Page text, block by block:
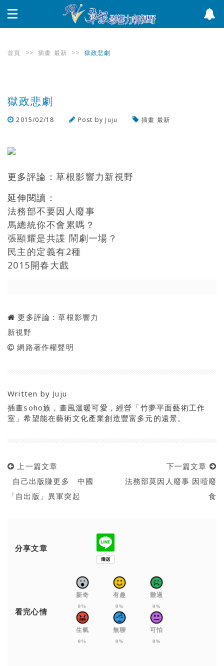
首頁 >> 插畫 最新 >> 獄政悲劇
獄政悲劇
2015/02/18 Post by Juju 插畫 最新
更多評論：草根影響力新視野
延伸閱讀：
法務部不要因人廢事
馬總統你不會累嗎？
張顯耀是共諜 鬧劇一場？
民主的定義有2種
2015開春大戲
更多評論：草根影響力
新視野
網路著作權聲明
Written by Juju
插畫soho族，畫風溫暖可愛，經營「竹夢平面藝術工作
室」希望能在藝術文化產業創造豐富多元的遠景。
上一篇文章
自己出版賺更多 中國
「自出版」異軍突起
下一篇文章
法務部莫因人廢事 因噎廢
食
分享文章
看完心情
新奇
0%
有趣
0%
難過
0%
生氣
0%
無聊
0%
可怕
0%